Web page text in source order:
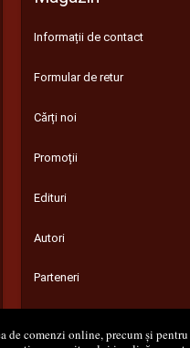
de comenzi online, precum și
Informații de contact
Formular de retur
Cărți noi
Promoții
Edituri
Autori
Parteneri